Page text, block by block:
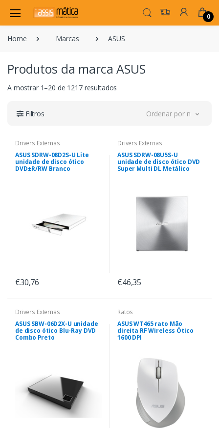
0
Home Marcas ASUS
Produtos da marca ASUS
A mostrar 1–20 de 1217 resultados
Filtros Ordenar por novidade
Drivers Externas
ASUS SDRW-08D2S-U Lite
unidade de disco ótico
DVD±R/RW Branco
€30,76
Drivers Externas
ASUS SDRW-08U5S-U
unidade de disco ótico DVD
Super Multi DL Metálico
€46,35
Drivers Externas
ASUS SBW-06D2X-U unidade
de disco ótico Blu-Ray DVD
Combo Preto
Ratos
ASUS WT465 rato Mão
direita RF Wireless Ótico
1600 DPI